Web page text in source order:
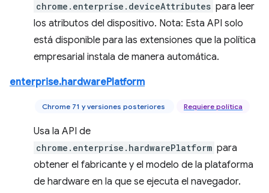
chrome.enterprise.deviceAttributes para leer
los atributos del dispositivo. Nota: Esta API solo
está disponible para las extensiones que la política
empresarial instala de manera automática.
enterprise.hardwarePlatform
Chrome 71 y versiones posteriores Requiere política
Usa la API de
chrome.enterprise.hardwarePlatform para
obtener el fabricante y el modelo de la plataforma
de hardware en la que se ejecuta el navegador.